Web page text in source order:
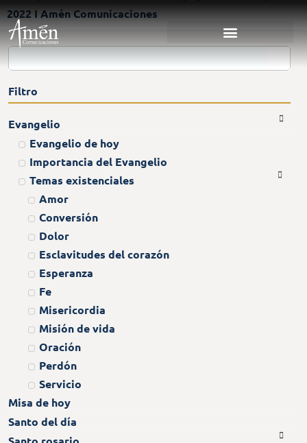
2022 I Amén Comunicaciones
Filtro
Evangelio
Evangelio de hoy
Importancia del Evangelio
Temas existenciales
Amor
Conversión
Dolor
Esclavitudes del corazón
Esperanza
Fe
Misericordia
Misión de vida
Oración
Perdón
Servicio
Misa de hoy
Santo del día